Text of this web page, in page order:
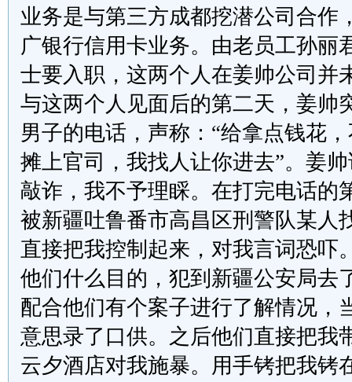
业务是与第三方成都挖潜公司合作
广银行信用卡业务。由老员工孙丽
士要入职，这两个人在姜帅公司并
与这两个人见面后的第二天，姜帅
男子的电话 ， 声称： “给拿点钱花
摊上官司，我找人让你进去”。姜
敲诈，我不予理睬。在打完电话的
被新疆吐鲁番市高昌区刑警队某人
直接把我控制起来，对我言词恐吓
他们什么目的，犯到新疆公安局去
配合他们有个案子进行了解情况，
意思录了口供。之后他们直接把我
云夕酒店对我施暴。用手铐把我铐